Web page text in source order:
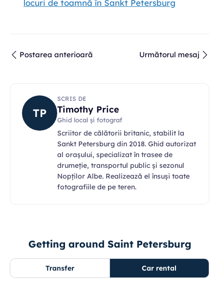
locuri de toamnă în Sankt Petersburg
Postarea anterioară Următorul mesaj
TP
SCRIS DE
Timothy Price
Ghid local și fotograf
Scriitor de călătorii britanic, stabilit la
Sankt Petersburg din 2018. Ghid autorizat
al orașului, specializat în trasee de
drumeție, transportul public și sezonul
Nopților Albe. Realizează el însuși toate
fotografiile de pe teren.
Getting around Saint Petersburg
Transfer Car rental